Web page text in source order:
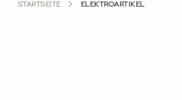
STARTSEITE ELEKTROARTIKEL